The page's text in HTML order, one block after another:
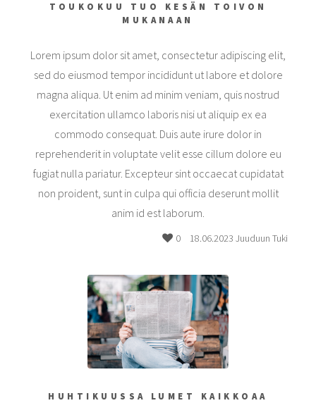
TOUKOKUU TUO KESÄN TOIVON
MUKANAAN
Lorem ipsum dolor sit amet, consectetur adipiscing elit,
sed do eiusmod tempor incididunt ut labore et dolore
magna aliqua. Ut enim ad minim veniam, quis nostrud
exercitation ullamco laboris nisi ut aliquip ex ea
commodo consequat. Duis aute irure dolor in
reprehenderit in voluptate velit esse cillum dolore eu
fugiat nulla pariatur. Excepteur sint occaecat cupidatat
non proident, sunt in culpa qui officia deserunt mollit
anim id est laborum.
0 18.06.2023 Juuduun Tuki
HUHTIKUUSSA LUMET KAIKKOAA